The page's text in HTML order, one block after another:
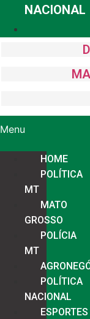
NACIONAL
Menu
HOME
POLÍTICA
MT
MATO
GROSSO
POLÍCIA
MT
POLÍTICA
NACIONAL
ESPORTES